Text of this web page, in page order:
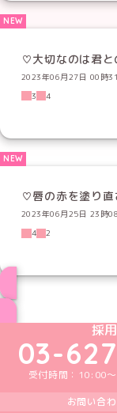
♡大切なのは君
2023年06月27日 00時
3
4
♡唇の赤を塗り
2023年06月25日 23時
4
2
採
03-
受付時間：10:00
お問い合